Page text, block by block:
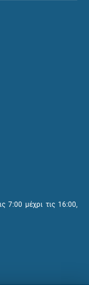
7:00 μέχρι τις 16:00,